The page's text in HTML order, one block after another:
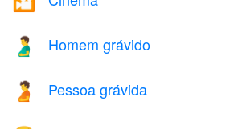
🫃 Homem grávido
🫄 Pessoa grávida